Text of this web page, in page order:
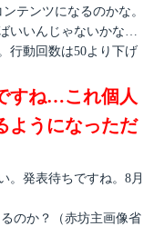
テンツになるのかな。
いいんじゃないかな…
行動回数は50より下げ
すね…これ個人
ようになっただ
。発表待ちですね。8月
のか？（赤坊主画像省